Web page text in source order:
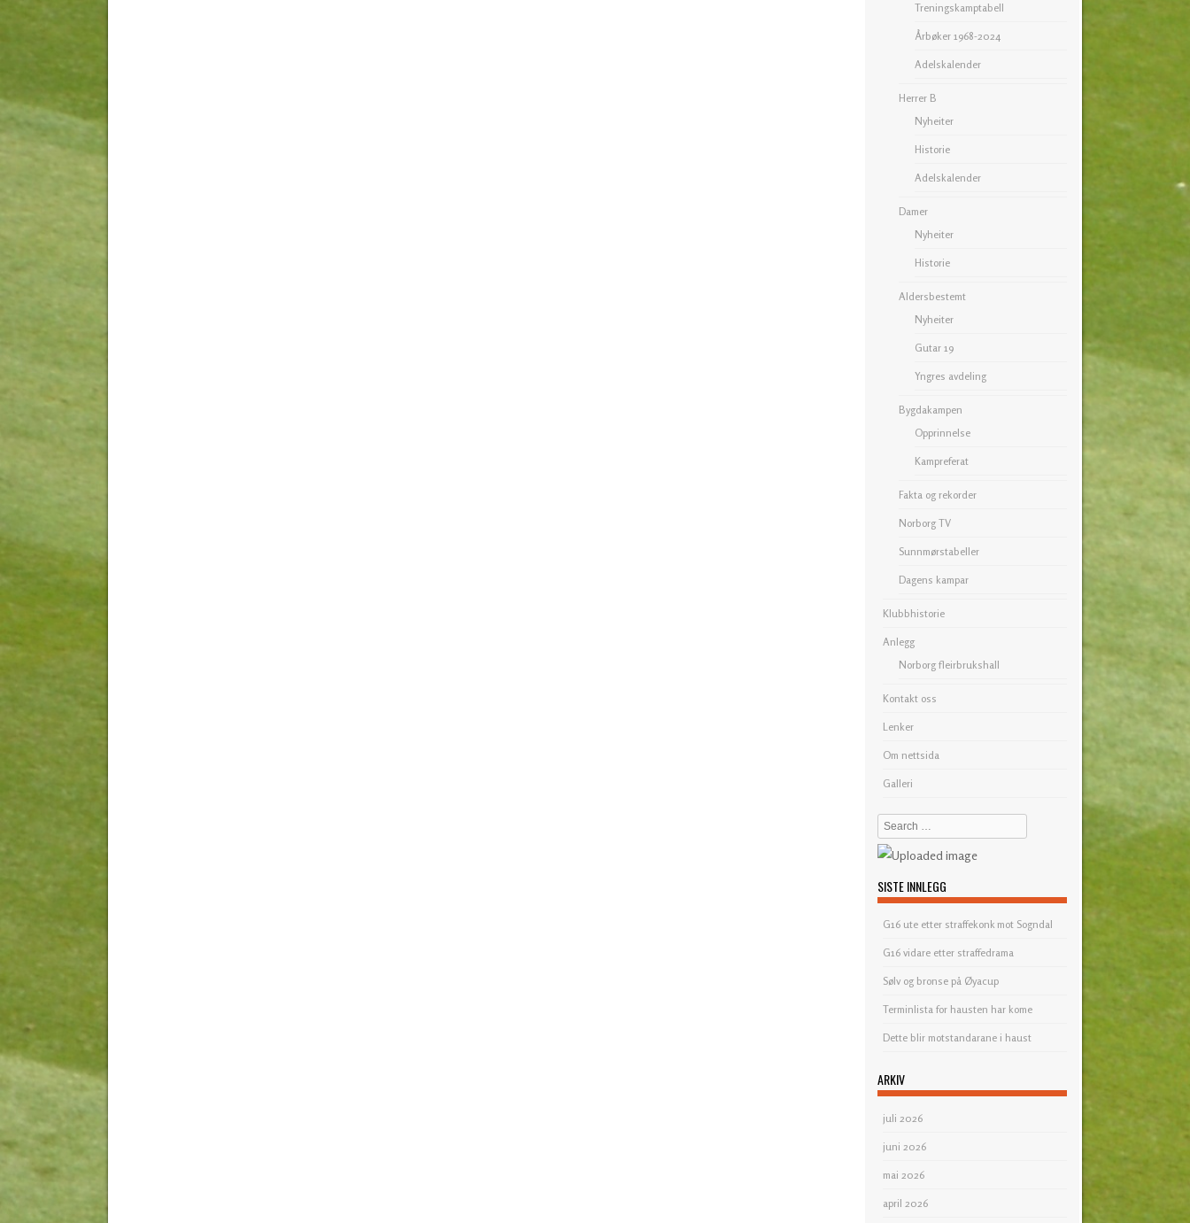
Treningskamptabell
Årbøker 1968-2024
Adelskalender
Herrer B
Nyheiter
Historie
Adelskalender
Damer
Nyheiter
Historie
Aldersbestemt
Nyheiter
Gutar 19
Yngres avdeling
Bygdakampen
Opprinnelse
Kampreferat
Fakta og rekorder
Norborg TV
Sunnmørstabeller
Dagens kampar
Klubbhistorie
Anlegg
Norborg fleirbrukshall
Kontakt oss
Lenker
Om nettsida
Galleri
Search
SISTE INNLEGG
G16 ute etter straffekonk mot Sogndal
G16 vidare etter straffedrama
Sølv og bronse på Øyacup
Terminlista for hausten har kome
Dette blir motstandarane i haust
ARKIV
juli 2026
juni 2026
mai 2026
april 2026